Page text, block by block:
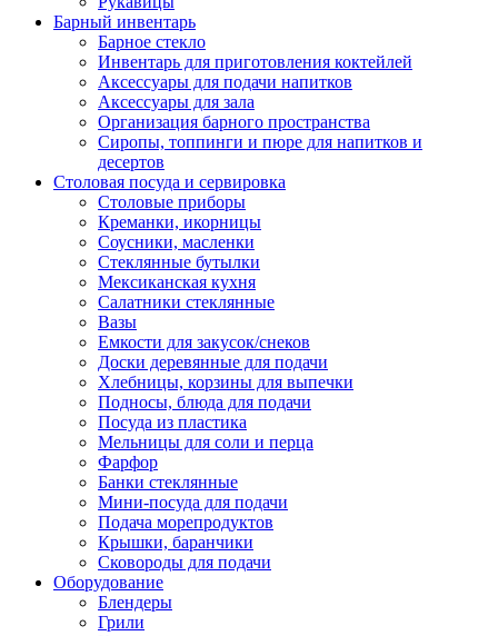
Барный инвентарь
Барное стекло
Инвентарь для приготовления коктейлей
Аксессуары для подачи напитков
Аксессуары для зала
Организация барного пространства
Сиропы, топпинги и пюре для напитков и
десертов
Столовая посуда и сервировка
Столовые приборы
Креманки, икорницы
Соусники, масленки
Стеклянные бутылки
Мексиканская кухня
Салатники стеклянные
Вазы
Емкости для закусок/снеков
Доски деревянные для подачи
Хлебницы, корзины для выпечки
Подносы, блюда для подачи
Посуда из пластика
Мельницы для соли и перца
Фарфор
Банки стеклянные
Мини-посуда для подачи
Подача морепродуктов
Крышки, баранчики
Сковороды для подачи
Оборудование
Блендеры
Грили